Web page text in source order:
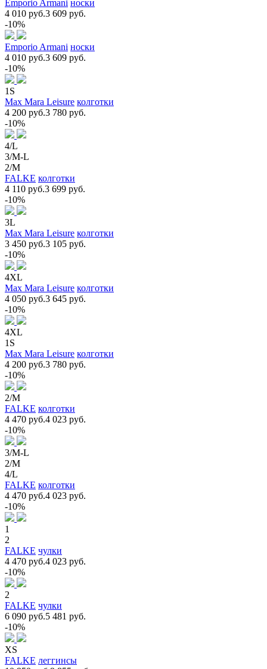
Emporio Armani носки
4 010 руб.3 609 руб.
-10%
Emporio Armani носки
4 010 руб.3 609 руб.
-10%
1S
Max Mara Leisure колготки
4 200 руб.3 780 руб.
-10%
4/L
3/M-L
2/M
FALKE колготки
4 110 руб.3 699 руб.
-10%
3L
Max Mara Leisure колготки
3 450 руб.3 105 руб.
-10%
4XL
Max Mara Leisure колготки
4 050 руб.3 645 руб.
-10%
4XL
1S
Max Mara Leisure колготки
4 200 руб.3 780 руб.
-10%
2/M
FALKE колготки
4 470 руб.4 023 руб.
-10%
3/M-L
2/M
4/L
FALKE колготки
4 470 руб.4 023 руб.
-10%
1
2
FALKE чулки
4 470 руб.4 023 руб.
-10%
2
FALKE чулки
6 090 руб.5 481 руб.
-10%
XS
FALKE леггинсы